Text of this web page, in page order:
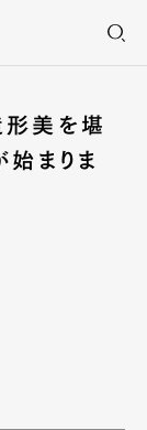
形美を堪
まりま